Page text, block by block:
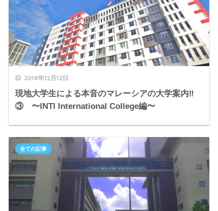
2018年12月12日
現地大学生による本音のマレーシアの大学案内‼︎
③ 〜INTI International College編〜
全ての記事